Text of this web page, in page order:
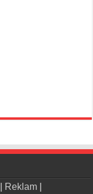
Reklam|